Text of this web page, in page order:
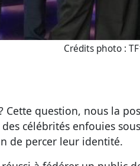
Crédits photo :
Cette question, nous la
célébrités enfouies
de percer leur identité.